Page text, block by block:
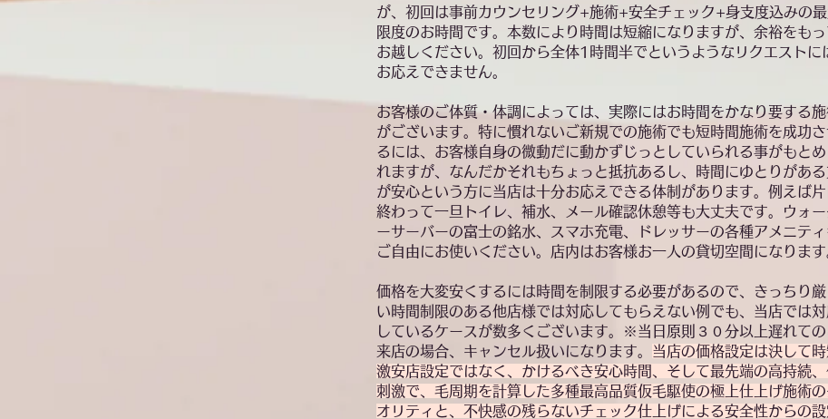
が、初回は事前カウンセリング+施術+安全チェック+身支度込みの
限度のお時間です。本数により時間は短縮になりますが、余裕をもっ
お越しください。初回から全体1時間半でというようなリクエストに
お応えできません。
お客様のご体質・体調によっては、実際にはお時間をかなり要する
がございます。特に慣れないご新規での施術でも短時間施術を成功
るには、お客様自身の微動だに動かずじっとしていられる事がもとめ
れますが、なんだかそれもちょっと抵抗あるし、時間にゆとりがあ
が安心という方に当店は十分お応えできる体制があります。例えば片
終わって一旦トイレ、補水、メール確認休憩等も大丈夫です。ウォー
ーサーバーの富士の銘水、スマホ充電、ドレッサーの各種アメニティ
ご自由にお使いください。店内はお客様お一人の貸切空間になります
価格を大変安くするには時間を制限する必要があるので、きっちり厳
い時間制限のある他店様では対応してもらえない例でも、当店では
しているケースが数多くございます。※当日原則３０分以上遅れて
来店の場合、キャンセル扱いになります。 当店の価格設定は決して時
激安店設定ではなく、かけるべき安心時間、そして最先端の高持続
刺激で、毛周期を計算した多種最高品質仮毛駆使の極上仕上げ施術の
オリティと、不快感の残らないチェック仕上げによる安全性からの設